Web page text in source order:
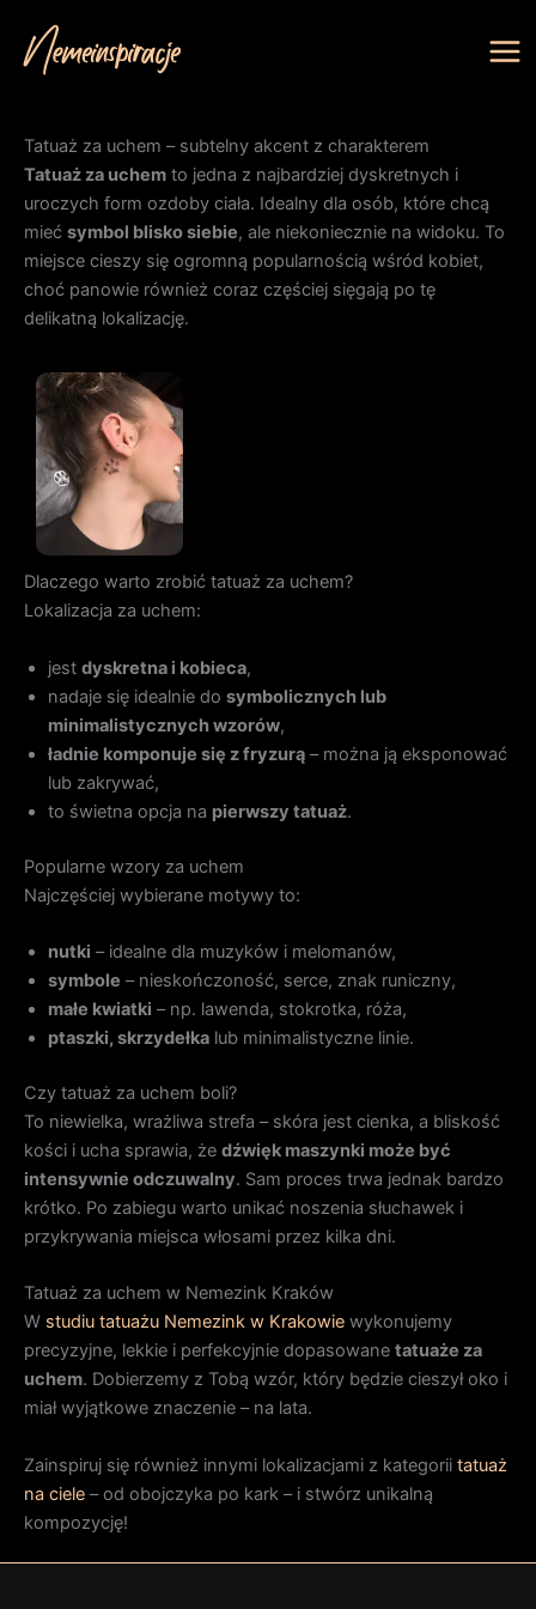
treści
Tatuaż za uchem – subtelny akcent z charakterem
Tatuaż za uchem to jedna z najbardziej dyskretnych i
uroczych form ozdoby ciała. Idealny dla osób, które chcą
mieć symbol blisko siebie, ale niekoniecznie na widoku. To
miejsce cieszy się ogromną popularnością wśród kobiet,
choć panowie również coraz częściej sięgają po tę
delikatną lokalizację.
Dlaczego warto zrobić tatuaż za uchem?
Lokalizacja za uchem:
jest dyskretna i kobieca,
nadaje się idealnie do symbolicznych lub
minimalistycznych wzorów,
ładnie komponuje się z fryzurą – można ją eksponować
lub zakrywać,
to świetna opcja na pierwszy tatuaż.
Popularne wzory za uchem
Najczęściej wybierane motywy to:
nutki – idealne dla muzyków i melomanów,
symbole – nieskończoność, serce, znak runiczny,
małe kwiatki – np. lawenda, stokrotka, róża,
ptaszki, skrzydełka lub minimalistyczne linie.
Czy tatuaż za uchem boli?
To niewielka, wrażliwa strefa – skóra jest cienka, a bliskość
kości i ucha sprawia, że dźwięk maszynki może być
intensywnie odczuwalny. Sam proces trwa jednak bardzo
krótko. Po zabiegu warto unikać noszenia słuchawek i
przykrywania miejsca włosami przez kilka dni.
Tatuaż za uchem w Nemezink Kraków
W studiu tatuażu Nemezink w Krakowie wykonujemy
precyzyjne, lekkie i perfekcyjnie dopasowane tatuaże za
uchem. Dobierzemy z Tobą wzór, który będzie cieszył oko i
miał wyjątkowe znaczenie – na lata.
Zainspiruj się również innymi lokalizacjami z kategorii tatuaż
na ciele – od obojczyka po kark – i stwórz unikalną
kompozycję!